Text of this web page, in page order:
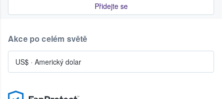
Přidejte se
Akce po celém světě
US$ · Americký dolar